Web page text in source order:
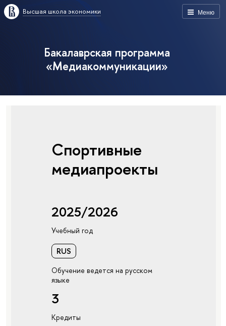
Меню
Высшая школа экономики
Бакалаврская программа
«Медиакоммуникации»
Спортивные
медиапроекты
2025/2026
Учебный год
RUS
Обучение ведется на русском
языке
3
Кредиты